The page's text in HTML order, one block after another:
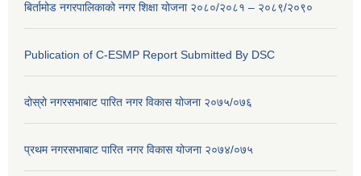
बिर्तामोड नगरपालिकाको नगर शिक्षा योजना २०८०/२०८१ – २०८९/२०९०
Publication of C-ESMP Report Submitted By DSC
दोस्रो नगरसभाबाट पारित नगर विकास योजना २०७५/०७६
प्रथम नगरसभाबाट पारित नगर विकास योजना २०७४/०७५